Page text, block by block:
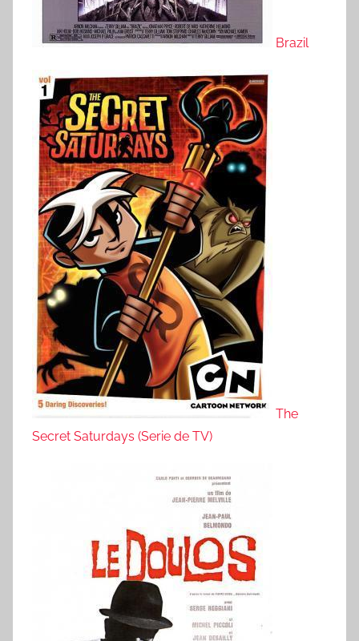
Brazil
The
Secret Saturdays (Serie de TV)